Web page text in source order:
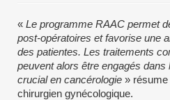
« Le programme RAAC permet
post-opératoires et favorise une
des patientes. Les traitements
peuvent alors être engagés
crucial en cancérologie » résume
chirurgien gynécologique.